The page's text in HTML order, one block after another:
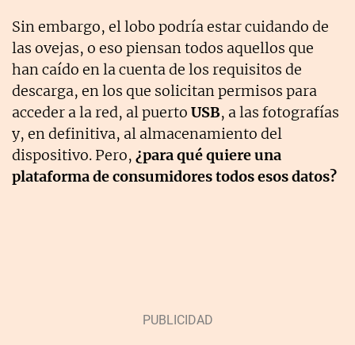
Sin embargo, el lobo podría estar cuidando de
las ovejas, o eso piensan todos aquellos que
han caído en la cuenta de los requisitos de
descarga, en los que solicitan permisos para
acceder a la red, al puerto USB, a las fotografías
y, en definitiva, al almacenamiento del
dispositivo. Pero, ¿para qué quiere una
plataforma de consumidores todos esos datos?